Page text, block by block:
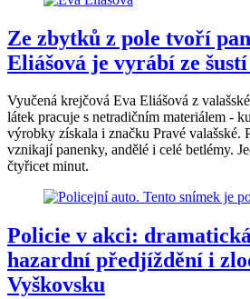
Ze zbytků z pole tvoří
Eliášová je vyrábí ze
Vyučená krejčová Eva Eliášová z
látek pracuje s netradičním materiálem -
výrobky získala i značku Pravé valašské.
vznikají panenky, andělé i celé betlémy.
čtyřicet minut.
Policie v akci:
hazardní předjíždění i
Vyškovsku